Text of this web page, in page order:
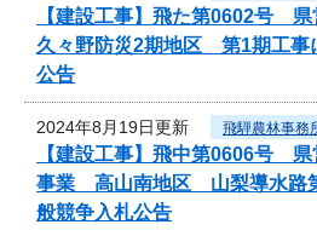
【建設工事】飛た第0602号
久々野防災2期地区 第1期工事
公告
2024年8月19日更新 飛騨農林事務
【建設工事】飛中第0606号
事業 高山南地区 山梨導水路
般競争入札公告